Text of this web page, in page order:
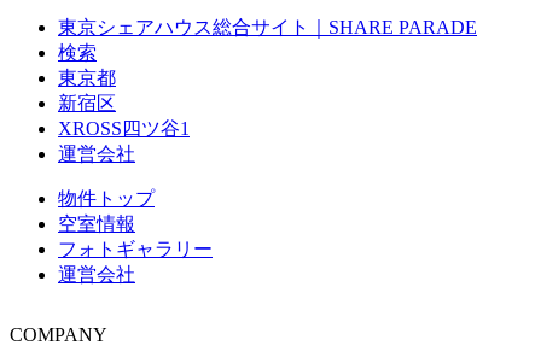
東京シェアハウス総合サイト｜SHARE PARADE
検索
東京都
新宿区
XROSS四ツ谷1
運営会社
物件トップ
空室情報
フォト ギャラリー
運営会社
COMPANY